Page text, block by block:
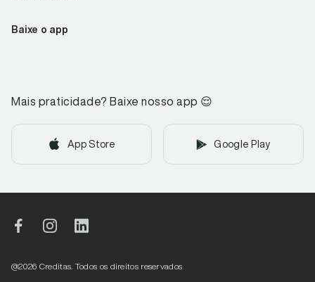
Baixe o app
Mais praticidade? Baixe nosso app 😌
App Store Google Play
@2026 Creditas. Todos os direitos reservados